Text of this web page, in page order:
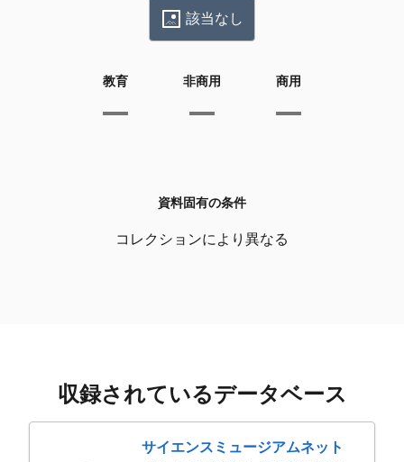
該当なし
教育 非商用 商用
資料固有の条件
コレクションにより異なる
収録されているデータベース
サイエンスミュージアムネット